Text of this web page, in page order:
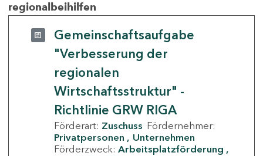
regionalbeihilfen
Gemeinschaftsaufgabe
"Verbesserung der
regionalen
Wirtschaftsstruktur" -
Richtlinie GRW RIGA
Förderart: Zuschuss Fördernehmer:
Privatpersonen
Unternehmen
Förderzweck: Arbeitsplatzförderung